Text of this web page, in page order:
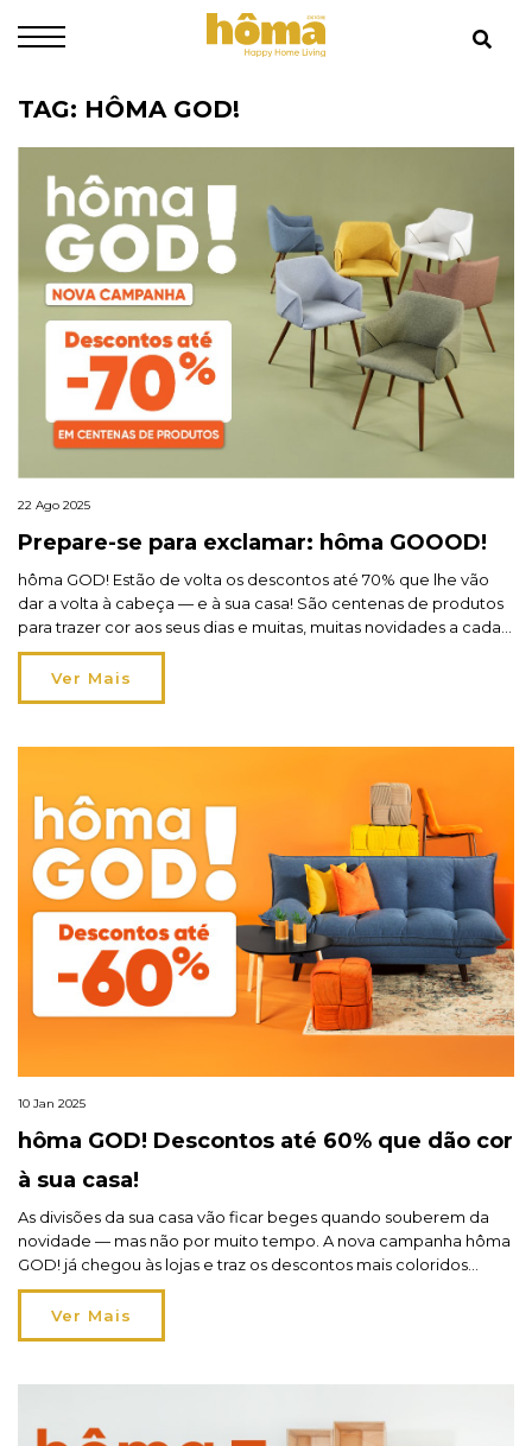
TAG: HÔMA GOD!
22 Ago 2025
Prepare-se para exclamar: hôma GOOOD!
hôma GOD! Estão de volta os descontos até 70% que lhe vão
dar a volta à cabeça — e à sua casa! São centenas de produtos
para trazer cor aos seus dias e muitas, muitas novidades a cada
cantinho. Vai querer aproveitar tudo — e nós vamos ajudá-lo a
escolher. Prepare-se para exclamar: hôma GOOOD! […]
Ver Mais
10 Jan 2025
hôma GOD! Descontos até 60% que dão cor
à sua casa!
As divisões da sua casa vão ficar beges quando souberem da
novidade — mas não por muito tempo. A nova campanha hôma
GOD! já chegou às lojas e traz os descontos mais coloridos
deste início de ano: até 60%! A verdade é que os tons neutros,
como o bege, o cinza e o branco, são […]
Ver Mais